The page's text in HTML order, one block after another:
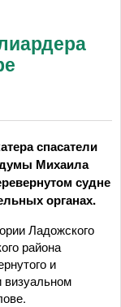
спасатели
Михаила
судне
органах.
Ладожского
района
и
визуальном